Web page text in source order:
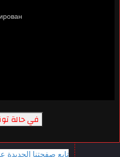
في حالة
تابع صفحتنا